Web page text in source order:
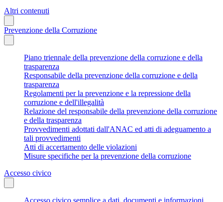
Altri contenuti
Prevenzione della Corruzione
Piano triennale della prevenzione della corruzione e della
trasparenza
Responsabile della prevenzione della corruzione e della
trasparenza
Regolamenti per la prevenzione e la repressione della
corruzione e dell'illegalità
Relazione del responsabile della prevenzione della corruzione
e della trasparenza
Provvedimenti adottati dall'ANAC ed atti di adeguamento a
tali provvedimenti
Atti di accertamento delle violazioni
Misure specifiche per la prevenzione della corruzione
Accesso civico
Accesso civico semplice a dati, documenti e informazioni